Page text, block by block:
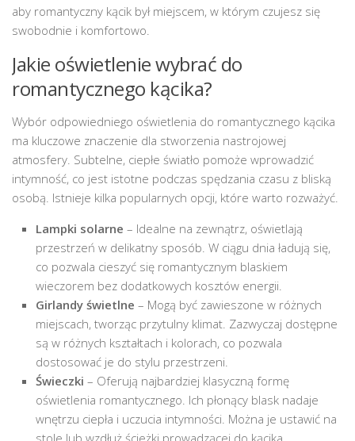
aby romantyczny kącik był miejscem, w którym czujesz się
swobodnie i komfortowo.
Jakie oświetlenie wybrać do
romantycznego kącika?
Wybór odpowiedniego oświetlenia do romantycznego kącika
ma kluczowe znaczenie dla stworzenia nastrojowej
atmosfery. Subtelne, ciepłe światło pomoże wprowadzić
intymność, co jest istotne podczas spędzania czasu z bliską
osobą. Istnieje kilka popularnych opcji, które warto rozważyć.
Lampki solarne – Idealne na zewnątrz, oświetlają
przestrzeń w delikatny sposób. W ciągu dnia ładują się,
co pozwala cieszyć się romantycznym blaskiem
wieczorem bez dodatkowych kosztów energii.
Girlandy świetlne – Mogą być zawieszone w różnych
miejscach, tworząc przytulny klimat. Zazwyczaj dostępne
są w różnych kształtach i kolorach, co pozwala
dostosować je do stylu przestrzeni.
Świeczki – Oferują najbardziej klasyczną formę
oświetlenia romantycznego. Ich płonący blask nadaje
wnętrzu ciepła i uczucia intymności. Można je ustawić na
stole lub wzdłuż ścieżki prowadzącej do kącika.